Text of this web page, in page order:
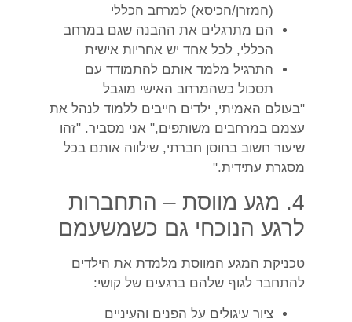
(המזרן/הכיסא) למרחב הכללי
הם מתרגלים את ההבנה שגם במרחב
הכללי, לכל אחד יש אחריות אישית
התרגיל מלמד אותם להתמודד עם
תסכול כשהמרחב האישי מוגבל
"בעולם האמיתי, ילדים חייבים ללמוד לנהל את
עצמם במרחבים משותפים," אני מסביר. "זהו
שיעור חשוב בחוסן חברתי, שילווה אותם בכל
מסגרת עתידית."
4. מגע מווסת – התחברות
לרגע הנוכחי גם כשמשעמם
טכניקת המגע המווסת מלמדת את הילדים
להתחבר לגוף שלהם ברגעים של קושי:
ציור עיגולים על הפנים והעיניים